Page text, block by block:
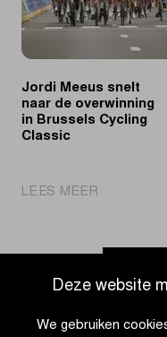
Deze website
We gebruiken
Ronde
Limburg
Jordi Meeus snelt
naar de overwinning
in Brussels Cycling
Classic
LEES MEER
snelt
de
in
Ga